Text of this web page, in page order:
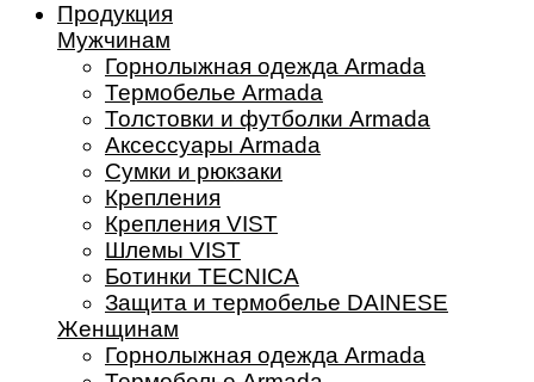
Продукция
Мужчинам
Горнолыжная одежда Armada
Термобелье Armada
Толстовки и футболки Armada
Аксессуары Armada
Сумки и рюкзаки
Крепления
Крепления VIST
Шлемы VIST
Ботинки TECNICA
Защита и термобелье DAINESE
Женщинам
Горнолыжная одежда Armada